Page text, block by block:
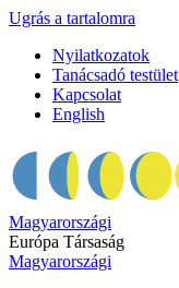
Ugrás a tartalomra
Nyilatkozatok
Tanácsadó testület
Kapcsolat
English
Magyarországi
Európa Társaság
Magyarországi